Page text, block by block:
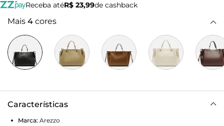
Receba atéR$ 23,99de cashback
Mais 4 cores
Características
Marca: Arezzo